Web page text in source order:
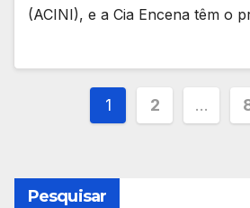
(ACINI), e a Cia Encena têm o
Paginação
posts
1 2 …
Pesquisar